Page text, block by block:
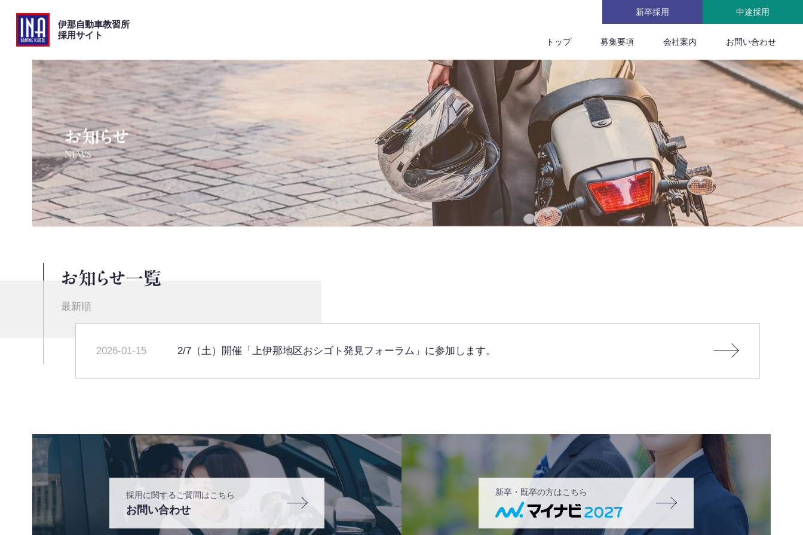
伊那自動車教習所
採用サイト
お知らせ
NEWS
お知らせ一覧
最新順
2026-01-15 2/7（土）開催「上伊那地区おシゴト発見フォーラム」に参加します。
採用に関するご質問はこちら
お問い合わせ
新卒・既卒の方はこちら
新卒採用 中途採用
トップ 募集要項 会社案内 お問い合わせ